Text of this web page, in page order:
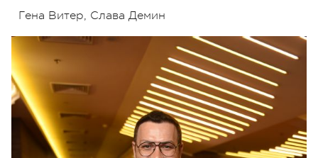
Гена Витер, Слава Демин